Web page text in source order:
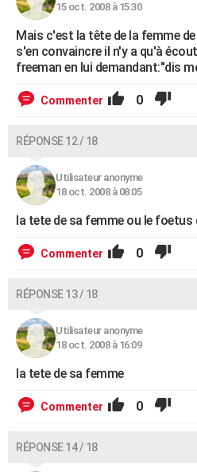
15 oct. 2008 à 15:30
Mais c'est la tête de la femme
s'en convaincre il n'y a qu'à
freeman en lui demandant:"dis
Commenter 0
RÉPONSE 12 / 18
Utilisateur anonyme
18 oct. 2008 à 08:05
la tete de sa femme ou le foetus
Commenter 0
RÉPONSE 13 / 18
Utilisateur anonyme
18 oct. 2008 à 16:09
la tete de sa femme
Commenter 0
RÉPONSE 14 / 18